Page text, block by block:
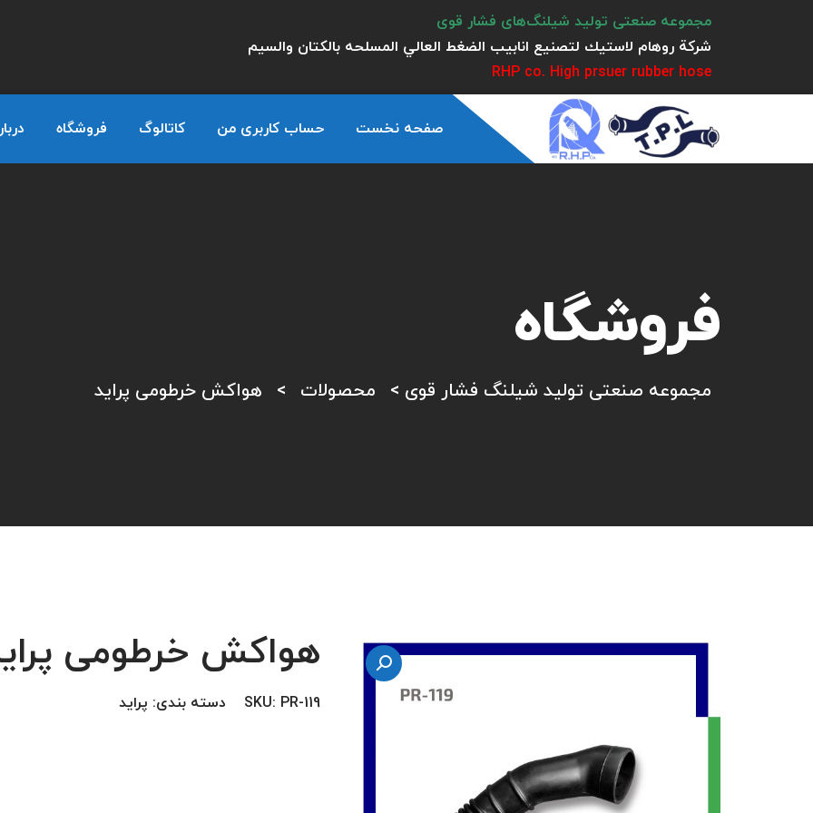
مجموعه صنعتی تولید شیلنگ‌های فشار قوی
شركة روهام لاستيك لتصنيع انابيب الضغط العالي المسلحه بالكتان والسيم
RHP co. High prsuer rubber hose
صفحه نخست حساب کاربری من کاتالوگ فروشگاه
فروشگاه
مجموعه صنعتی تولید شیلنگ فشار قوی > محصولات > هواکش خرطومی پراید
هواکش خرطومی
SKU: PR-119 دسته بندی: پراید